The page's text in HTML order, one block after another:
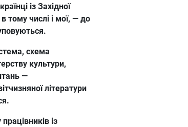
із Західної
тому числі і мої, — до
схема
культури,
—
літератури
із